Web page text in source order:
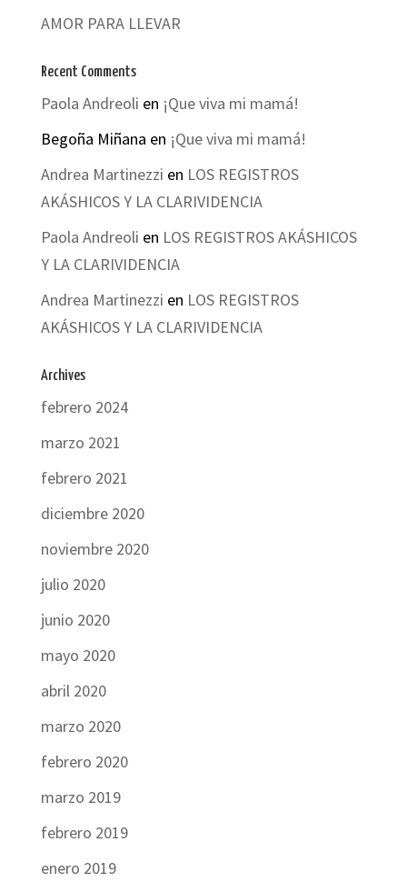
AMOR PARA LLEVAR
Recent Comments
Paola Andreoli en ¡Que viva mi mamá!
Begoña Miñana en ¡Que viva mi mamá!
Andrea Martinezzi en LOS REGISTROS
AKÁSHICOS Y LA CLARIVIDENCIA
Paola Andreoli en LOS REGISTROS AKÁSHICOS
Y LA CLARIVIDENCIA
Andrea Martinezzi en LOS REGISTROS
AKÁSHICOS Y LA CLARIVIDENCIA
Archives
febrero 2024
marzo 2021
febrero 2021
diciembre 2020
noviembre 2020
julio 2020
junio 2020
mayo 2020
abril 2020
marzo 2020
febrero 2020
marzo 2019
febrero 2019
enero 2019